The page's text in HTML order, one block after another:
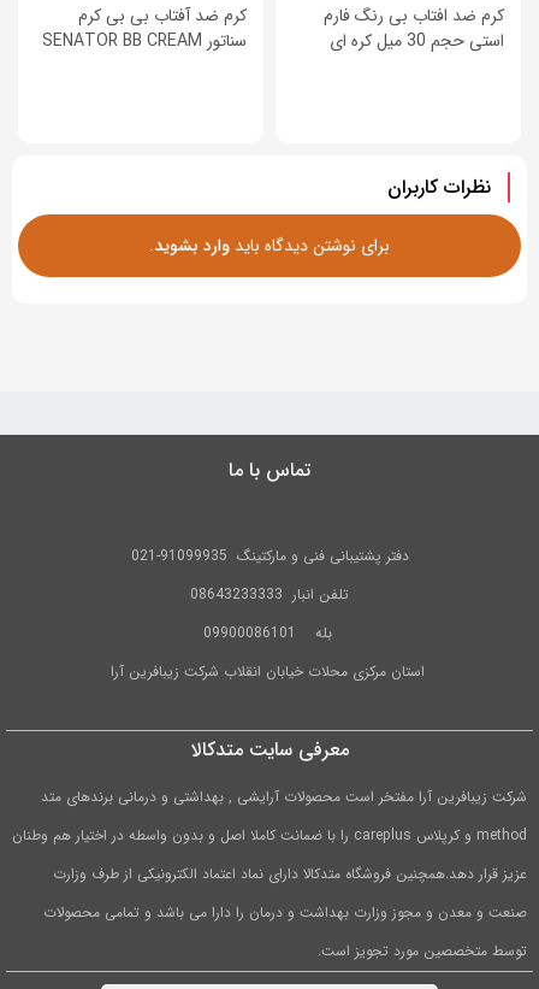
کرم ضد افتاب بی رنگ فارم
استی حجم 30 میل کره ای
کرم ضد آفتاب بی بی کرم
سناتور SENATOR BB CREAM
نظرات کاربران
برای نوشتن دیدگاه باید وارد بشوید.
تماس با ما
دفتر پشتیبانی فنی و مارکتینگ 91099935-021
تلفن انبار 08643233333
بله
09900086101
استان مرکزی محلات خیابان انقلاب شرکت زیبافرین آرا
معرفی سایت متدکالا
شرکت زیبافرین آرا مفتخر است محصولات آرایشی , بهداشتی و درمانی برندهای متد
method و کرپلاس careplus را با ضمانت کاملا اصل و بدون واسطه در اختیار هم وطنان
عزیز قرار دهد.همچنین فروشگاه متدکالا دارای نماد اعتماد الکترونیکی از طرف وزارت
صنعت و معدن و مجوز وزارت بهداشت و درمان را دارا می باشد و تمامی محصولات
توسط متخصصین مورد تجویز است.